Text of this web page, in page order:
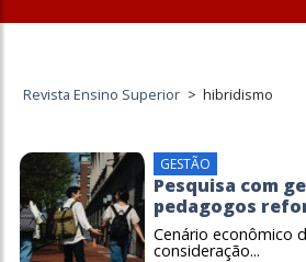
Revista Ensino Superior > hibridismo
GESTÃO
Pesquisa com
pedagogos
Cenário econômico
consideração...